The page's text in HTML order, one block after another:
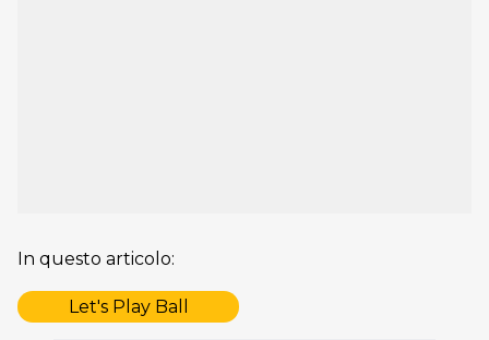
In questo articolo:
Let's Play Ball